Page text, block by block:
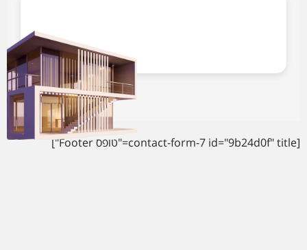
[contact-form-7 id="9b24d0f" title="טופס Footer"]